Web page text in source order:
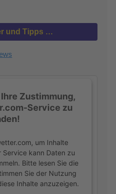
und Tipps …
Zustimmung,
Service zu
um Inhalte
Service kann Daten zu
Bitte lesen Sie die
Sie der Nutzung
Inhalte anzuzeigen.